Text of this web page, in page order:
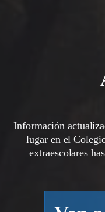
Información
lugar en el
extraescolares